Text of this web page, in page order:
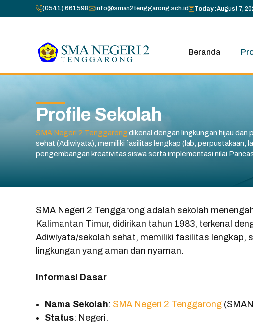
to
(0541) 661598 info@sman2tenggarong.sch.id Today :August 7,
Beranda
Profile Sekolah
SMA Negeri 2 Tenggarong dikenal dengan lingkungan hijau dan
sehat (Adiwiyata), memiliki fasilitas lengkap (lab, perpustakaan,
pengembangan kreativitas siswa serta implementasi nilai
SMA Negeri 2 Tenggarong adalah sekolah
Kalimantan Timur, didirikan tahun 1983, terkenal
Adiwiyata/sekolah sehat, memiliki fasilitas lengkap,
lingkungan yang aman dan nyaman.
Informasi Dasar
Nama Sekolah: SMA Negeri 2 Tenggarong
Status: Negeri.